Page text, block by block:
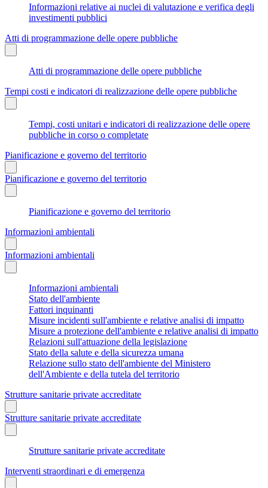
Informazioni relative ai nuclei di valutazione e verifica degli
investimenti pubblici
Atti di programmazione delle opere pubbliche
Atti di programmazione delle opere pubbliche
Tempi costi e indicatori di realizzazione delle opere pubbliche
Tempi, costi unitari e indicatori di realizzazione delle opere
pubbliche in corso o completate
Pianificazione e governo del territorio
Pianificazione e governo del territorio
Pianificazione e governo del territorio
Informazioni ambientali
Informazioni ambientali
Informazioni ambientali
Stato dell'ambiente
Fattori inquinanti
Misure incidenti sull'ambiente e relative analisi di impatto
Misure a protezione dell'ambiente e relative analisi di impatto
Relazioni sull'attuazione della legislazione
Stato della salute e della sicurezza umana
Relazione sullo stato dell'ambiente del Ministero
dell'Ambiente e della tutela del territorio
Strutture sanitarie private accreditate
Strutture sanitarie private accreditate
Strutture sanitarie private accreditate
Interventi straordinari e di emergenza